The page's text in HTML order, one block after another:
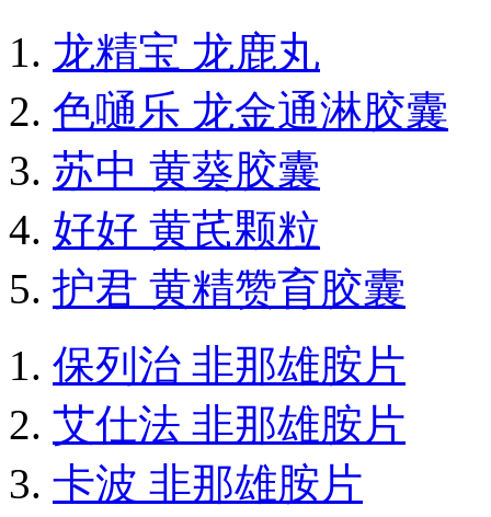
龙精宝 龙鹿丸
色嗵乐 龙金通淋胶囊
苏中 黄葵胶囊
好好 黄芪颗粒
护君 黄精赞育胶囊
保列治 非那雄胺片
艾仕法 非那雄胺片
卡波 非那雄胺片